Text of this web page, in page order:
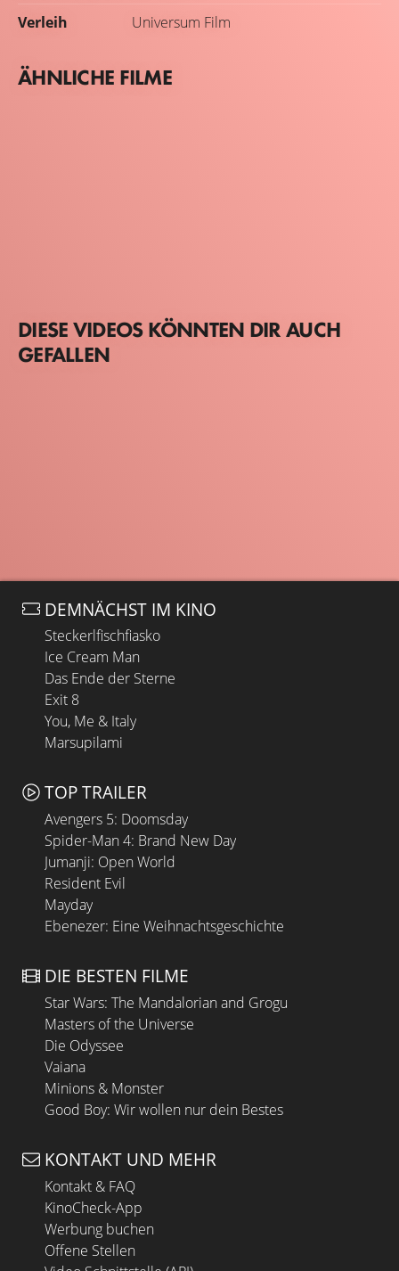
Verleih
Universum Film
ÄHNLICHE FILME
DIESE VIDEOS KÖNNTEN DIR AUCH
GEFALLEN
DEMNÄCHST IM KINO
Steckerlfischfiasko
Ice Cream Man
Das Ende der Sterne
Exit 8
You, Me & Italy
Marsupilami
TOP TRAILER
Avengers 5: Doomsday
Spider-Man 4: Brand New Day
Jumanji: Open World
Resident Evil
Mayday
Ebenezer: Eine Weihnachtsgeschichte
DIE BESTEN FILME
Star Wars: The Mandalorian and Grogu
Masters of the Universe
Die Odyssee
Vaiana
Minions & Monster
Good Boy: Wir wollen nur dein Bestes
KONTAKT UND MEHR
Kontakt & FAQ
KinoCheck-App
Werbung buchen
Offene Stellen